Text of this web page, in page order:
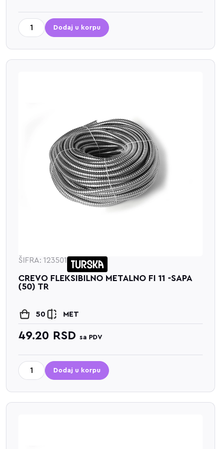
Dodaj u korpu
ŠIFRA: 123501
CREVO FLEKSIBILNO METALNO FI 11 -SAPA
(50) TR
50 MET
49.20 RSD sa PDV
Dodaj u korpu